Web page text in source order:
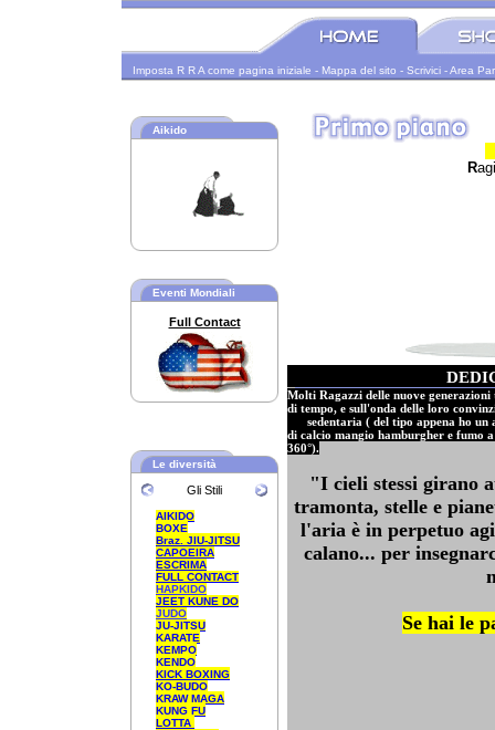
Imposta R R A come pagina iniziale - Mappa del sito - Scrivici -Area
Aikido
Eventi Mondiali
Full Contact
Le diversità
Gli Stili
AIKIDO
BOXE
Braz. JIU-JITSU
CAPOEIRA
ESCRIMA
FULL CONTACT
HAPKIDO
JEET KUNE DO
JUDO
JU-JITSU
KARATE
KEMPO
KENDO
KICK BOXING
KO-BUDO
KRAW MAGA
KUNG FU
LOTTA
R
Molti Ragazzi delle nuove
di tempo, e sull'onda delle loro
sedentaria ( del tipo appena ho
di calcio mangio hamburgher e fumo
360°).
"I cieli stessi girano
tramonta, stelle e
l'aria è in perpetuo
calano... per
Se hai le